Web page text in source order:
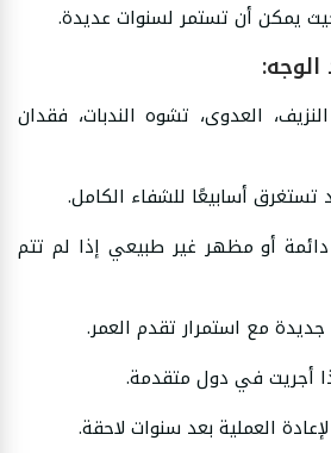
حيث يمكن أن تستمر لسنوات عديدة.
العدوى، تشوه الندبات، فقدان
أسابيعًا للشفاء الكامل.
أو مظهر غير طبيعي إذا لم تتم
مع استمرار تقدم العمر.
أجريت في دول متقدمة.
العملية بعد سنوات لاحقة.